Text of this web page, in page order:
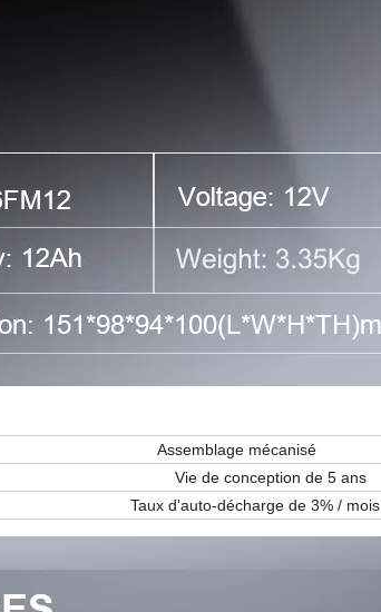
Assemblage mécanisé
Vie de conception de 5 ans
Taux d'auto-décharge de 3% / mois